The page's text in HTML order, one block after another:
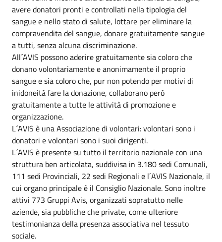
avere donatori pronti e controllati nella tipologia del
sangue e nello stato di salute, lottare per eliminare la
compravendita del sangue, donare gratuitamente sangue
a tutti, senza alcuna discriminazione.
All´AVIS possono aderire gratuitamente sia coloro che
donano volontariamente e anonimamente il proprio
sangue e sia coloro che, pur non potendo per motivi di
inidoneità fare la donazione, collaborano però
gratuitamente a tutte le attività di promozione e
organizzazione.
L´AVIS è una Associazione di volontari: volontari sono i
donatori e volontari sono i suoi dirigenti.
L´AVIS è presente su tutto il territorio nazionale con una
struttura ben articolata, suddivisa in 3.180 sedi Comunali,
111 sedi Provinciali, 22 sedi Regionali e l´AVIS Nazionale, il
cui organo principale è il Consiglio Nazionale. Sono inoltre
attivi 773 Gruppi Avis, organizzati sopratutto nelle
aziende, sia pubbliche che private, come ulteriore
testimonianza della presenza associativa nel tessuto
sociale.